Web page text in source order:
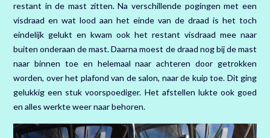
restant in de mast zitten. Na verschillende pogingen met een
visdraad en wat lood aan het einde van de draad is het toch
eindelijk gelukt en kwam ook het restant visdraad mee naar
buiten onderaan de mast. Daarna moest de draad nog bij de mast
naar binnen toe en helemaal naar achteren door getrokken
worden, over het plafond van de salon, naar de kuip toe. Dit ging
gelukkig een stuk voorspoediger. Het afstellen lukte ook goed
en alles werkte weer naar behoren.